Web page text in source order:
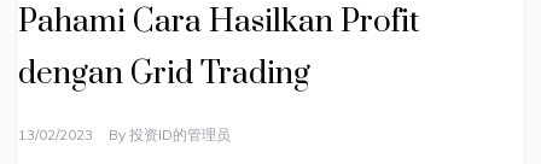
Pahami Cara Hasilkan Profit
dengan Grid Trading
13/02/2023 By 投资ID的管理员